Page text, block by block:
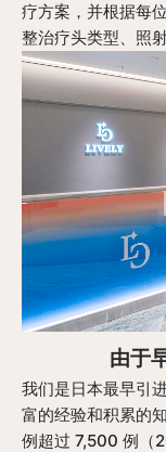
疗方案，并根据每
整治疗头类型、照
由于
我们是日本最早引
富的经验和积累的
例超过 7,500 例（